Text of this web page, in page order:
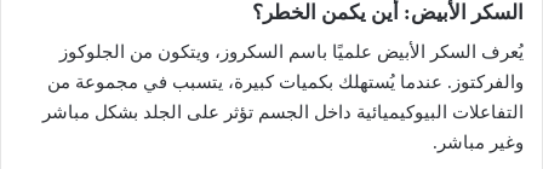
السكر الأبيض: أين يكمن الخطر؟
يُعرف السكر الأبيض علميًا باسم السكروز، ويتكون من الجلوكوز
والفركتوز. عندما يُستهلك بكميات كبيرة، يتسبب في مجموعة من
التفاعلات البيوكيميائية داخل الجسم تؤثر على الجلد بشكل مباشر
وغير مباشر.